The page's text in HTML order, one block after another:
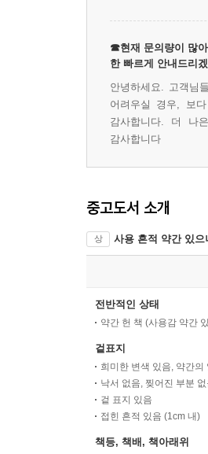
☎현재 문의량이 많
한 빠르게 안내드리
안녕하세요. 고객님
어려우실 경우, 보
감사합니다. 더 나
감사합니다
중고도서 소개
상 사용 흔적 약간 있
전반적인 상태
약간 헌 책 (사용감 약간
겉표지
희미한 변색 있음, 약간의
낙서 없음, 찢어진 부분 없
겉 표지 있음
접힌 흔적 있음 (1cm 내)
책등, 책배, 책아래위